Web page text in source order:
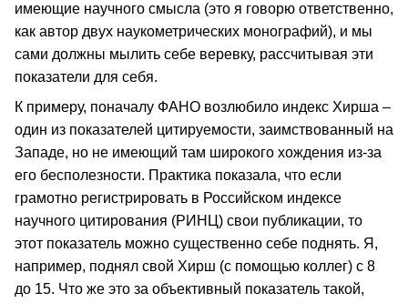
имеющие научного смысла (это я говорю ответственно,
как автор двух наукометрических монографий), и мы
сами должны мылить себе веревку, рассчитывая эти
показатели для себя.
К примеру, поначалу ФАНО возлюбило индекс Хирша –
один из показателей цитируемости, заимствованный на
Западе, но не имеющий там широкого хождения из-за
его бесполезности. Практика показала, что если
грамотно регистрировать в Российском индексе
научного цитирования (РИНЦ) свои публикации, то
этот показатель можно существенно себе поднять. Я,
например, поднял свой Хирш (с помощью коллег) с 8
до 15. Что же это за объективный показатель такой,